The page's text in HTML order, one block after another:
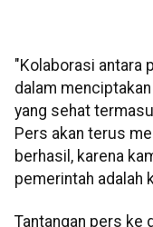
"Kolaborasi antara
dalam
yang sehat
Pers akan terus
berhasil, karena
pemerintah adalah
Tantangan pers ke